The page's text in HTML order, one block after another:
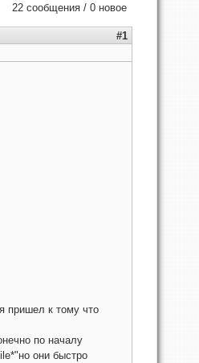
22 сообщения / 0 новое
#1
пришел к тому что
по началу
они быстро